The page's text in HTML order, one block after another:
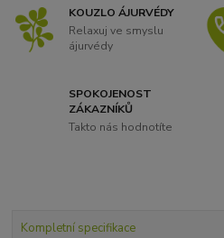
KOUZLO ÁJURVÉDY
Relaxuj ve smyslu
ájurvédy
SPOKOJENOST
ZÁKAZNÍKŮ
Takto nás hodnotíte
Kompletní specifikace